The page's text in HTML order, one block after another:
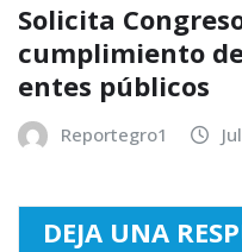
Solicita
cumplimiento
entes públicos
Reportegro1
DEJA UNA